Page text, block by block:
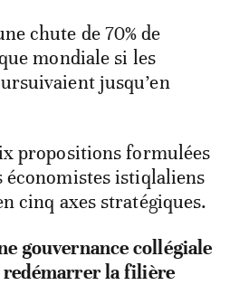
chute de 70% de
mondiale si les
jusqu’en
propositions formulées
économistes istiqlaliens
cinq axes stratégiques.
gouvernance collégiale
la filière